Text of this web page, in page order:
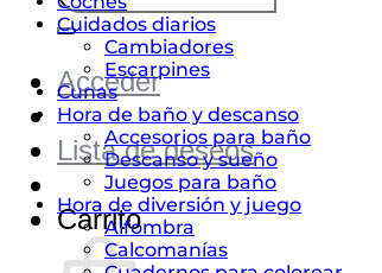
Acceder
Lista de deseos
Carrito
Cuidados diarios
Cambiadores
Escarpines
Cunas
Hora de baño y descanso
Accesorios para baño
Descanso y sueño
Juegos para baño
Hora de diversión y juego
Alfombra
Calcomanías